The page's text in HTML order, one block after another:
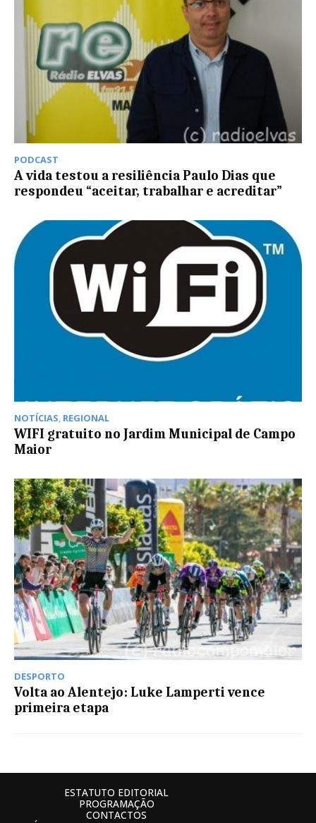
PODCAST
A vida testou a resiliência Paulo Dias que
respondeu “aceitar, trabalhar e acreditar”
NOTÍCIAS, REGIONAL
WIFI gratuito no Jardim Municipal de Campo
Maior
DESPORTO
Volta ao Alentejo: Luke Lamperti vence
primeira etapa
ESTATUTO EDITORIAL
PROGRAMAÇÃO
CONTACTOS